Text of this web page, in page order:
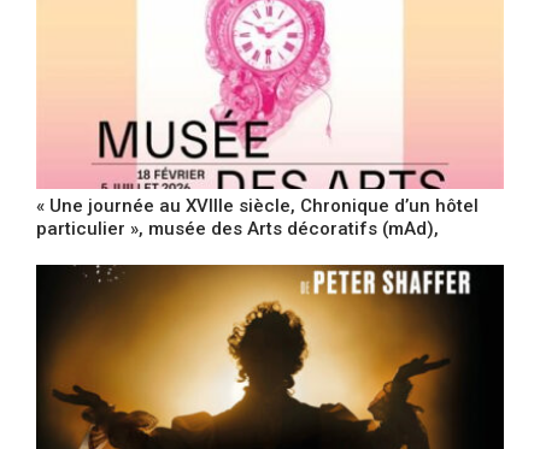
« Une journée au XVIIIe siècle, Chronique d’un hôtel
particulier », musée des Arts décoratifs (mAd),